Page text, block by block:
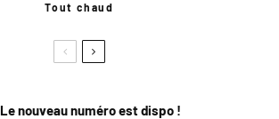
Tout chaud
Le nouveau numéro est dispo !